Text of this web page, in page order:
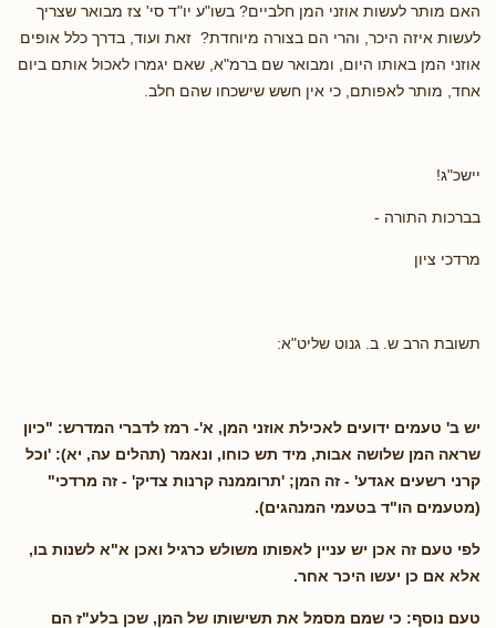
האם מותר לעשות אוזני המן חלביים? בשו"ע יו"ד סי' צז מבואר שצריך
לעשות איזה היכר, והרי הם בצורה מיוחדת? זאת ועוד, בדרך כלל אופים
אוזני המן באותו היום, ומבואר שם ברמ"א, שאם יגמרו לאכול אותם ביום
אחד, מותר לאפותם, כי אין חשש שישכחו שהם חלב.
יישכ"ג!
בברכות התורה -
מרדכי ציון
תשובת הרב ש. ב. גנוט שליט"א:
יש ב' טעמים ידועים לאכילת אוזני המן, א'- רמז לדברי המדרש: "כיון
שראה המן שלושה אבות, מיד תש כוחו, ונאמר (תהלים עה, יא): 'וכל
קרני רשעים אגדע' - זה המן; 'תרוממנה קרנות צדיק' - זה מרדכי"
(מטעמים הו"ד בטעמי המנהגים).
לפי טעם זה אכן יש עניין לאפותו משולש כרגיל ואכן א"א לשנות בו,
אלא אם כן יעשו היכר אחר.
טעם נוסף: כי שמם מסמל את תשישותו של המן, שכן בלע"ז הם